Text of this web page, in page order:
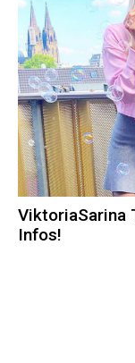
ViktoriaSarina
Infos!